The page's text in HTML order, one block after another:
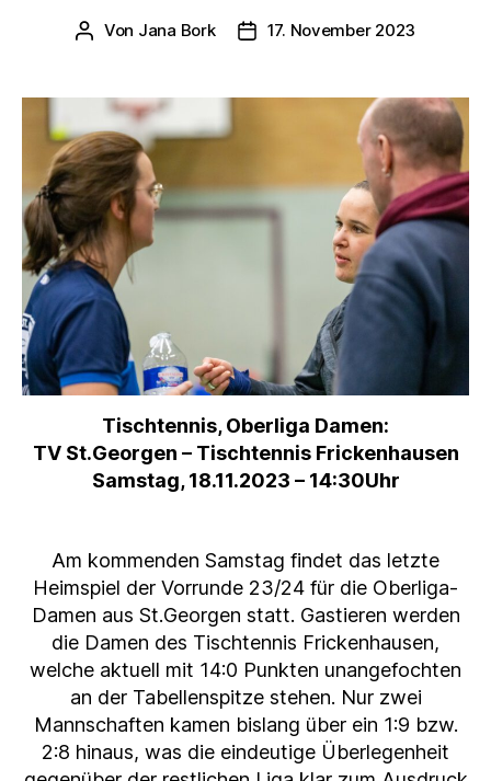
Beitragsautor
Von Jana Bork Veröffentlichungsdatum
17. November 2023
Tischtennis, Oberliga Damen:
TV St.Georgen – Tischtennis Frickenhausen
Samstag, 18.11.2023 – 14:30Uhr
Am kommenden Samstag findet das letzte
Heimspiel der Vorrunde 23/24 für die Oberliga-
Damen aus St.Georgen statt. Gastieren werden
die Damen des Tischtennis Frickenhausen,
welche aktuell mit 14:0 Punkten unangefochten
an der Tabellenspitze stehen. Nur zwei
Mannschaften kamen bislang über ein 1:9 bzw.
2:8 hinaus, was die eindeutige Überlegenheit